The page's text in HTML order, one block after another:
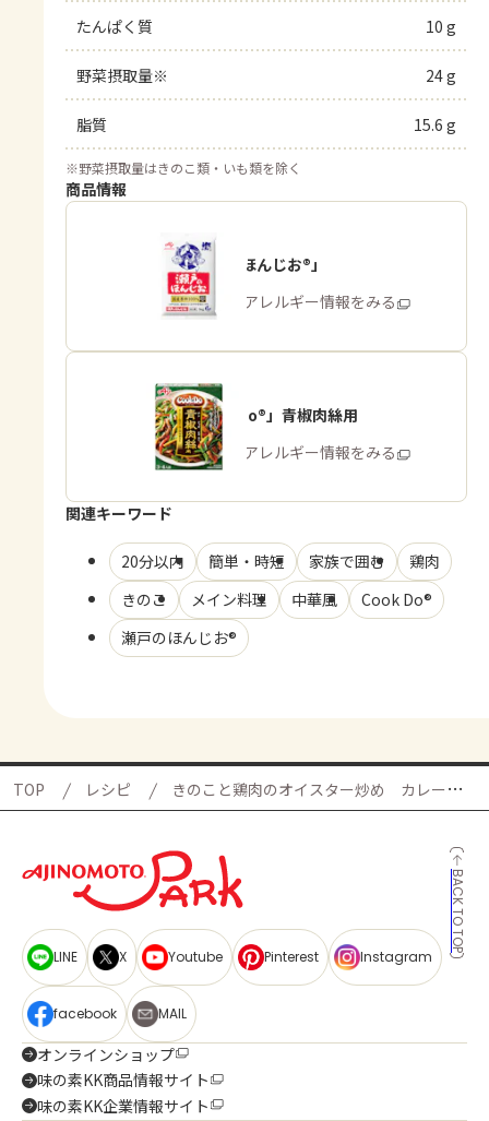
たんぱく質 10 g
野菜摂取量※ 24 g
脂質 15.6 g
※野菜摂取量はきのこ類・いも類を除く
商品情報
「瀬戸のほんじお®」
商品・アレルギー情報をみる
「Cook Do®」青椒肉絲用
商品・アレルギー情報をみる
関連キーワード
20分以内 簡単・時短 家族で囲む
鶏肉
きのこ
メイン料理 中華風
Cook Do®
瀬戸のほんじお®
TOP レシピ きのこと鶏肉のオイスター炒め カレー風味
BACK TO TOP
LINE X Youtube Pinterest Instagram
facebook MAIL
オンラインショップ
味の素KK商品情報サイト
味の素KK企業情報サイト